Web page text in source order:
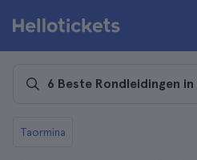
Taormina